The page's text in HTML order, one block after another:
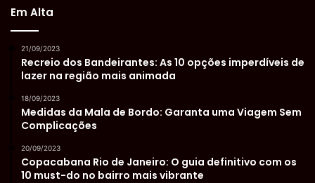
Em Alta
21/09/2023
Recreio dos Bandeirantes: As 10 opções imperdíveis de
lazer na região mais animada
18/09/2023
Medidas da Mala de Bordo: Garanta uma Viagem Sem
Complicações
20/09/2023
Copacabana Rio de Janeiro: O guia definitivo com os
10 must-do no bairro mais vibrante